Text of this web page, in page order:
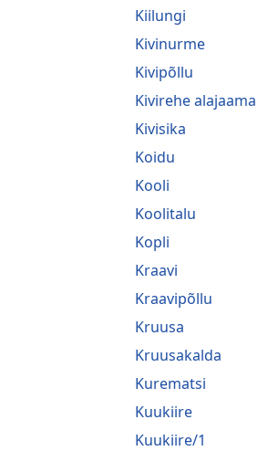
Kiilungi
Kivinurme
Kivipõllu
Kivirehe alajaama
Kivisika
Koidu
Kooli
Koolitalu
Kopli
Kraavi
Kraavipõllu
Kruusa
Kruusakalda
Kurematsi
Kuukiire
Kuukiire/1